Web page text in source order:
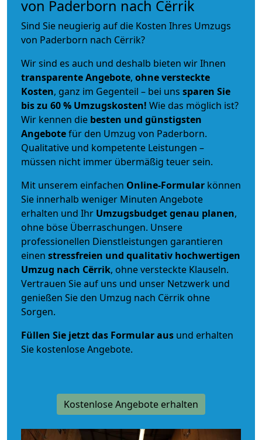
von Paderborn nach Cërrik
Sind Sie neugierig auf die Kosten Ihres Umzugs
von Paderborn nach Cërrik?
Wir sind es auch und deshalb bieten wir Ihnen
transparente Angebote, ohne versteckte
Kosten, ganz im Gegenteil – bei uns sparen Sie
bis zu 60 % Umzugskosten! Wie das möglich ist?
Wir kennen die besten und günstigsten
Angebotefür den Umzug von Paderborn.
Qualitative und kompetente Leistungen –
müssen nicht immer übermäßig teuer sein.
Mit unserem einfachen Online-Formular können
Sie innerhalb weniger Minuten Angebote
erhalten und Ihr Umzugsbudgetgenau planen,
ohne böse Überraschungen. Unsere
professionellen Dienstleistungen garantieren
einen stressfreien und qualitativ hochwertigen
Umzug nach Cërrik, ohne versteckte Klauseln.
Vertrauen Sie auf uns und unser Netzwerk und
genießen Sie den Umzug nach Cërrik ohne
Sorgen.
Füllen Sie jetzt das Formular aus und erhalten
Sie kostenlose Angebote.
Kostenlose Angebote erhalten